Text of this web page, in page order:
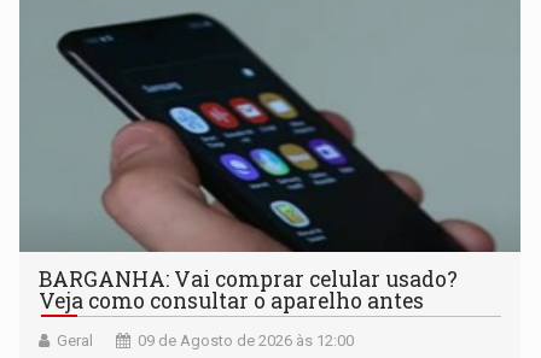
BARGANHA: Vai comprar celular usado?
Veja como consultar o aparelho antes
Geral 09 de Agosto de 2026 às 12:00